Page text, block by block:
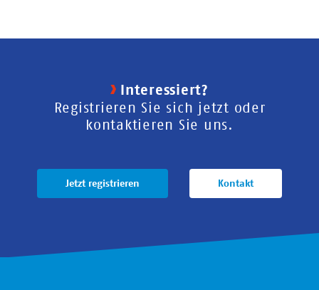
Interessiert?
Registrieren Sie sich jetzt oder
kontaktieren Sie uns.
Jetzt registrieren Kontakt